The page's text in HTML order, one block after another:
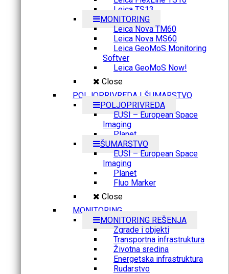
Leica TS13
MONITORING
Leica Nova TM60
Leica Nova MS60
Leica GeoMoS Monitoring
Softver
Leica GeoMoS Now!
Close
POLJOPRIVREDA I ŠUMARSTVO
POLJOPRIVREDA
EUSI – European Space
Imaging
Planet
ŠUMARSTVO
EUSI – European Space
Imaging
Planet
Fluo Marker
Close
MONITORING
MONITORING REŠENJA
Zgrade i objekti
Transportna infrastruktura
Životna sredina
Energetska infrastruktura
Rudarstvo